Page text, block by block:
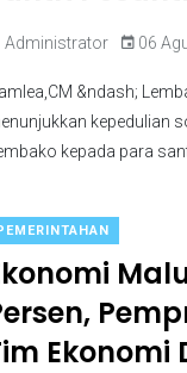
Administrator 06
&ndash;
kepedulian
kepada para
Ekonomi